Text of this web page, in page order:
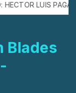
LUIS PAGAN
Blades